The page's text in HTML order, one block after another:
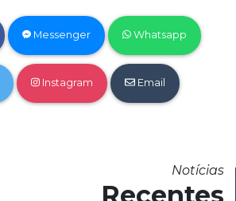
Messenger Whatsapp
Instagram Email
Notícias